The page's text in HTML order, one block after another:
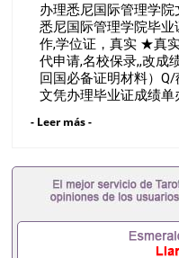
★真实留信认证（可
办理悉尼国际管理学院
悉尼国际管理学院毕业
作,学位证，真实 ★真
代申请,名校保录,,改成
回国必备证明材料）
文凭办理毕业证成绩
理学历认证办理学生卡
文凭办理德国文凭 一
+成绩单+留学回国人
书，雅思。（全套留
OFFER，在读证明，
校、转学，甚至是申
- Leer más -